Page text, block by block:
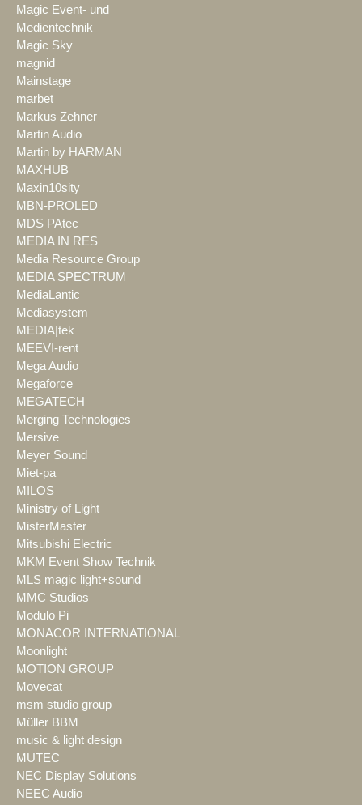
Magic Event- und
Medientechnik
Magic Sky
magnid
Mainstage
marbet
Markus Zehner
Martin Audio
Martin by HARMAN
MAXHUB
Maxin10sity
MBN-PROLED
MDS PAtec
MEDIA IN RES
Media Resource Group
MEDIA SPECTRUM
MediaLantic
Mediasystem
MEDIA|tek
MEEVI-rent
Mega Audio
Megaforce
MEGATECH
Merging Technologies
Mersive
Meyer Sound
Miet-pa
MILOS
Ministry of Light
MisterMaster
Mitsubishi Electric
MKM Event Show Technik
MLS magic light+sound
MMC Studios
Modulo Pi
MONACOR INTERNATIONAL
Moonlight
MOTION GROUP
Movecat
msm studio group
Müller BBM
music & light design
MUTEC
NEC Display Solutions
NEEC Audio